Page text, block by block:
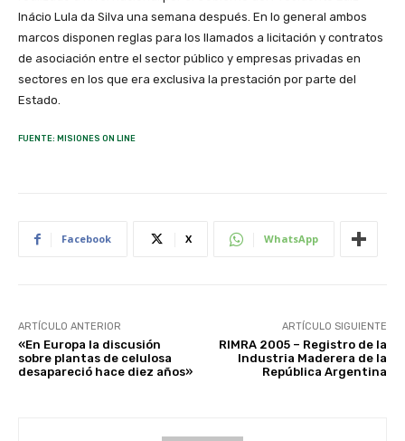
Inácio Lula da Silva una semana después. En lo general ambos
marcos disponen reglas para los llamados a licitación y contratos
de asociación entre el sector público y empresas privadas en
sectores en los que era exclusiva la prestación por parte del
Estado.
FUENTE: MISIONES ON LINE
Facebook X WhatsApp
ARTÍCULO ANTERIOR
«En Europa la discusión
sobre plantas de celulosa
desapareció hace diez años»
ARTÍCULO SIGUIENTE
RIMRA 2005 – Registro de la
Industria Maderera de la
República Argentina